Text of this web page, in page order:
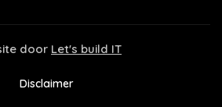
door Let's build IT
Disclaimer